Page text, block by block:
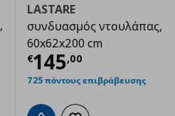
€ 101,00
LASTARE
συνδυασμός ντουλάπας,
60x62x200 cm
€145,00
Τρέχουσα
725 πόντους επιβράβευσης